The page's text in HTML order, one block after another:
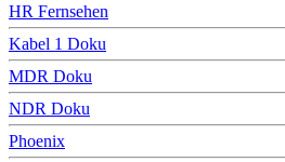
HR Fernsehen
Kabel 1 Doku
MDR Doku
NDR Doku
Phoenix